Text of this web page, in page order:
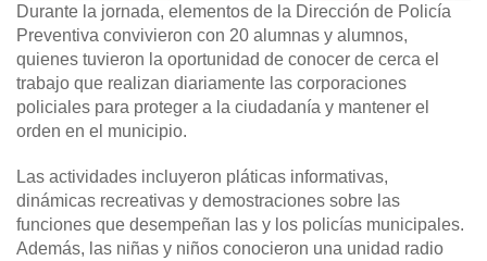
Durante la jornada, elementos de la Dirección de Policía
Preventiva convivieron con 20 alumnas y alumnos,
quienes tuvieron la oportunidad de conocer de cerca el
trabajo que realizan diariamente las corporaciones
policiales para proteger a la ciudadanía y mantener el
orden en el municipio.
Las actividades incluyeron pláticas informativas,
dinámicas recreativas y demostraciones sobre las
funciones que desempeñan las y los policías municipales.
Además, las niñas y niños conocieron una unidad radio